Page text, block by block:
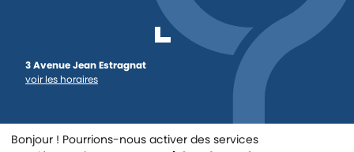
3 Avenue Jean Estragnat
voir les horaires
Bonjour ! Pourrions-nous activer des services